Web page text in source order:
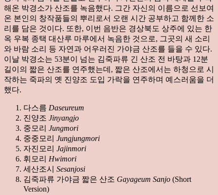
해온 박경소가 산조를 녹음했다. 그간 자신의 이름으로 선보여
온 본인의 창작품들의 뿌리로서 오랜 시간 공부하고 함께한 소
리를 담은 것이다. 또한, 이번 음반은 경상북도 상주에 있는 한
옥 우복 종택 대산루 마루에서 녹음한 것으로, 그곳의 새 소리
와 바람 소리 등 자연과 어우러진 가야금 산조를 들을 수 있다.
이날 박경소는 53분이 넘는 김죽파류 긴 산조 전 바탕과 12분
길이의 짧은 산조를 연주했는데, 짧은 산조에서는 하청으로 시
작하는 죽파의 옛 진양조 도입 가락을 연주하며 예스러움을 더
했다.
다스름 Daseureum
진양조 Jinyangjo
중모리 Jungmori
중중모리 Jungjungmori
자진모리 Jajinmori
휘모리 Hwimori
세산조시 Sesanjosi
김죽파류 가야금 짧은 산조 Gayageum Sanjo (Short
Version)